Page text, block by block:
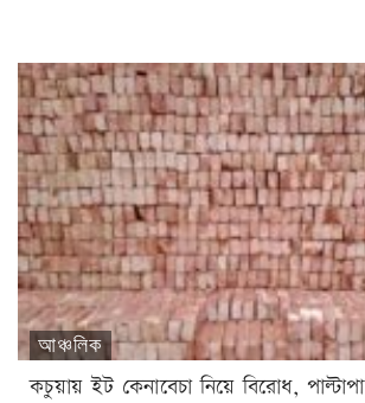
আঞ্চলিক
কচুয়ায় ইট কেনাবেচা নিয়ে বিরোধ,